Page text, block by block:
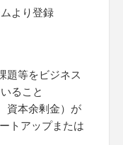
より登録
題等をビジネス
ること
資本余剰金）が
トアップまたは